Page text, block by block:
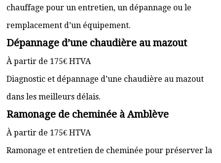
chauffage pour un entretien, un dépannage ou le
remplacement d’un équipement.
Dépannage d’une chaudière au mazout
À partir de 175€ HTVA
Diagnostic et dépannage d’une chaudière au mazout
dans les meilleurs délais.
Ramonage de cheminée à Amblève
À partir de 175€ HTVA
Ramonage et entretien de cheminée pour préserver la